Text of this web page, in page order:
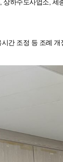
상하수도사업소, 세
간 조정 등 조례 개